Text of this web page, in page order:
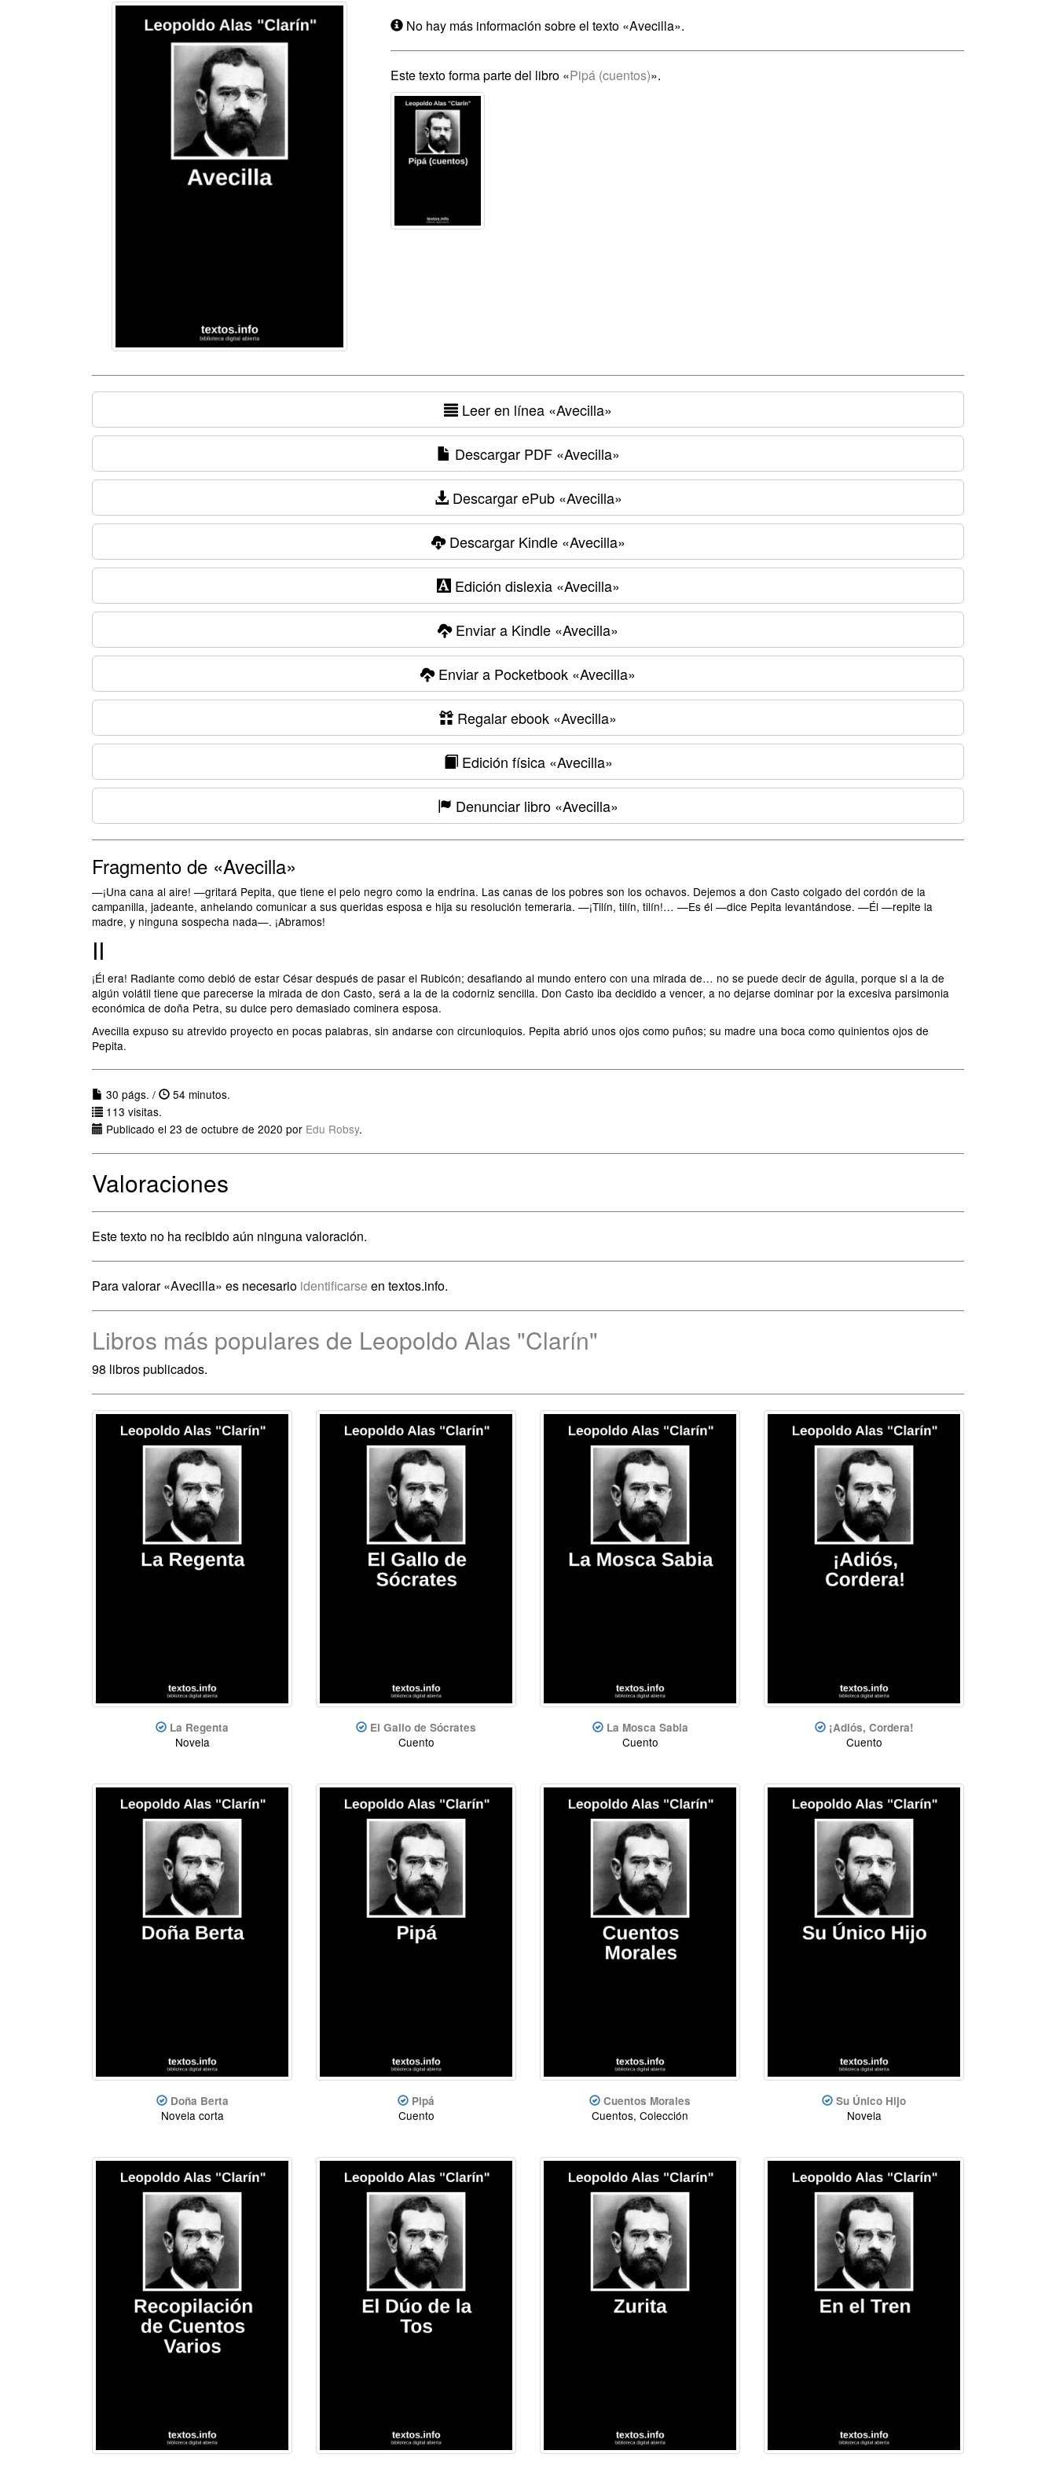
No hay más información sobre el texto «Avecilla».
Este texto forma parte del libro «Pipá (cuentos)».
Leer en línea «Avecilla»
Descargar PDF«Avecilla»
Descargar ePub«Avecilla»
Descargar Kindle«Avecilla»
Edición dislexia«Avecilla»
Enviar a Kindle «Avecilla»
Enviar a Pocketbook «Avecilla»
Regalar ebook «Avecilla»
Edición física«Avecilla»
Denunciar libro «Avecilla»
Fragmento de «Avecilla»
—¡Una cana al aire! —gritará Pepita, que tiene el pelo negro como la endrina. Las canas de los pobres son los ochavos. Dejemos a don Casto colgado del cordón de la
campanilla, jadeante, anhelando comunicar a sus queridas esposa e hija su resolución temeraria. —¡Tilín, tilín, tilín!… —Es él —dice Pepita levantándose. —Él —repite la
madre, y ninguna sospecha nada—. ¡Abramos!
II
¡Él era! Radiante como debió de estar César después de pasar el Rubicón; desafiando al mundo entero con una mirada de… no se puede decir de águila, porque si a la de
algún volátil tiene que parecerse la mirada de don Casto, será a la de la codorniz sencilla. Don Casto iba decidido a vencer, a no dejarse dominar por la excesiva parsimonia
económica de doña Petra, su dulce pero demasiado cominera esposa.
Avecilla expuso su atrevido proyecto en pocas palabras, sin andarse con circunloquios. Pepita abrió unos ojos como puños; su madre una boca como quinientos ojos de
Pepita.
30 págs. /
54 minutos.
113 visitas.
Publicado el 23 de octubre de 2020 por Edu Robsy.
Valoraciones
Este texto no ha recibido aún ninguna valoración.
Para valorar «Avecilla» es necesario identificarse en textos.info.
Libros más populares de Leopoldo Alas "Clarín"
98 libros publicados.
La Regenta
Novela
El Gallo de Sócrates
Cuento
La Mosca Sabia
Cuento
¡Adiós, Cordera!
Cuento
Doña Berta
Novela corta
Pipá
Cuento
Cuentos Morales
Cuentos, Colección
Su Único Hijo
Novela